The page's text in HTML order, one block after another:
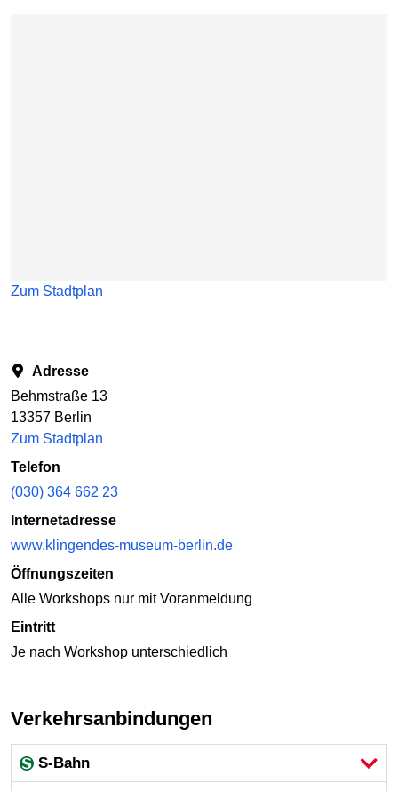
Zum Stadtplan
Adresse
Behmstraße 13
13357 Berlin
Zum Stadtplan
Telefon
(030) 364 662 23
Internetadresse
www.klingendes-museum-berlin.de
Öffnungszeiten
Alle Workshops nur mit Voranmeldung
Eintritt
Je nach Workshop unterschiedlich
Verkehrsanbindungen
S-Bahn